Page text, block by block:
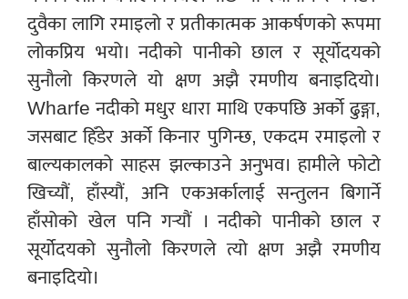
दुवैका लागि रमाइलो र प्रतीकात्मक आकर्षणको रूपमा
लोकप्रिय भयो। नदीको पानीको छाल र सूर्योदयको
सुनौलो किरणले यो क्षण अझै रमणीय बनाइदियो।
Wharfe नदीको मधुर धारा माथि एकपछि अर्को ढुङ्गा,
जसबाट हिँडेर अर्को किनार पुगिन्छ, एकदम रमाइलो र
बाल्यकालको साहस झल्काउने अनुभव। हामीले फोटो
खिच्यौं, हाँस्यौं, अनि एकअर्कालाई सन्तुलन बिगार्ने
हाँसोको खेल पनि गर्‍यौं । नदीको पानीको छाल र
सूर्योदयको सुनौलो किरणले त्यो क्षण अझै रमणीय
बनाइदियो।